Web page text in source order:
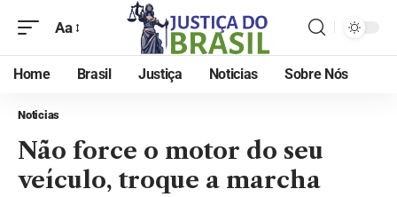
Aa
Home Brasil Justiça Noticias Sobre Nós
Noticias
Não force o motor do seu
veículo, troque a marcha